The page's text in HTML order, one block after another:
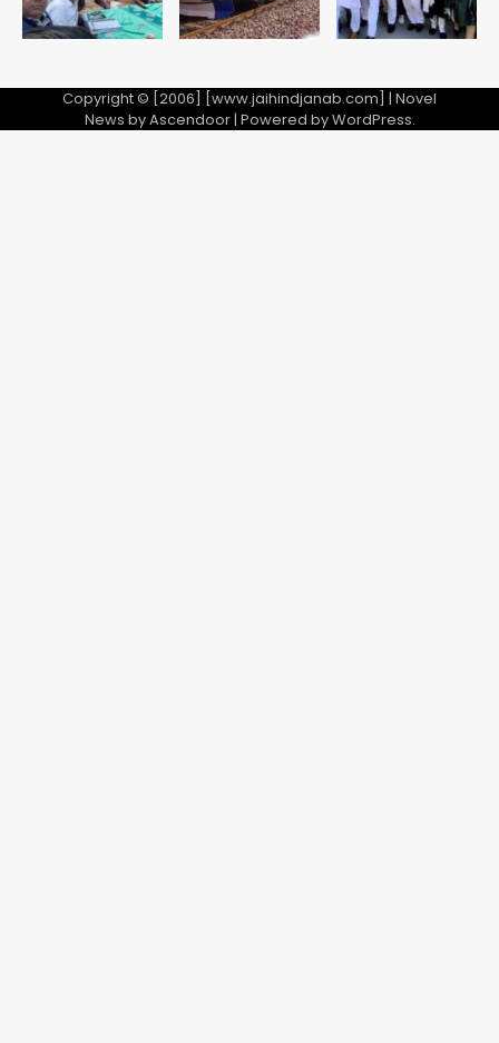
Copyright © [2006] [www.jaihindjanab.com] | Novel
News byAscendoor| Powered byWordPress.